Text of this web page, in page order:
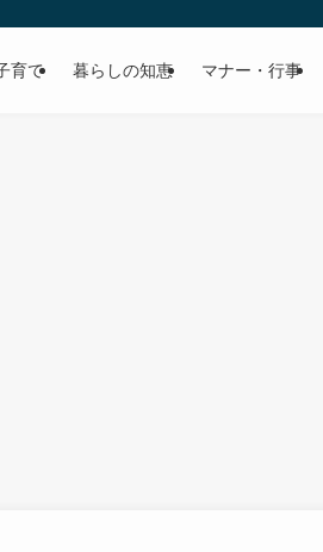
育て 暮らしの知恵 マナー・行事